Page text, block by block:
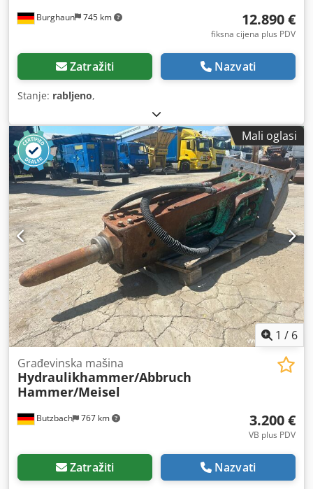
Burghaun 745 km 12.890 €
fiksna cijena plus PDV
Zatražiti Nazvati
Stanje: rabljeno,
Mali oglasi
1 / 6
Butzbach 767 km
Građevinska mašina
Hydraulikhammer/Abbruch
Hammer/Meisel
3.200 €
VB plus PDV
Zatražiti Nazvati